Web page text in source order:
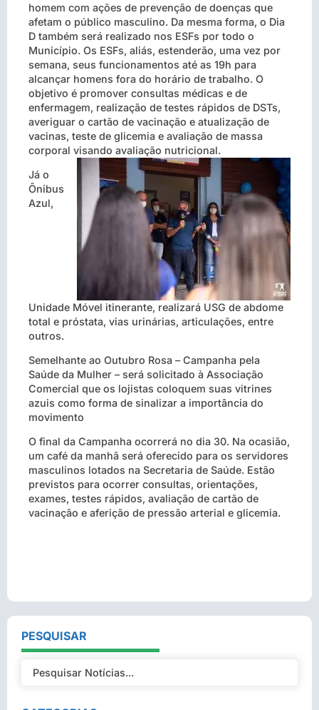
homem com ações de prevenção de doenças que
afetam o público masculino. Da mesma forma, o Dia
D também será realizado nos ESFs por todo o
Município. Os ESFs, aliás, estenderão, uma vez por
semana, seus funcionamentos até as 19h para
alcançar homens fora do horário de trabalho. O
objetivo é promover consultas médicas e de
enfermagem, realização de testes rápidos de DSTs,
averiguar o cartão de vacinação e atualização de
vacinas, teste de glicemia e avaliação de massa
corporal visando avaliação nutricional.
Já o
Ônibus
Azul,
Unidade Móvel itinerante, realizará USG de abdome
total e próstata, vias urinárias, articulações, entre
outros.
Semelhante ao Outubro Rosa – Campanha pela
Saúde da Mulher – será solicitado à Associação
Comercial que os lojistas coloquem suas vitrines
azuis como forma de sinalizar a importância do
movimento
O final da Campanha ocorrerá no dia 30. Na ocasião,
um café da manhã será oferecido para os servidores
masculinos lotados na Secretaria de Saúde. Estão
previstos para ocorrer consultas, orientações,
exames, testes rápidos, avaliação de cartão de
vacinação e aferição de pressão arterial e glicemia.
PESQUISAR